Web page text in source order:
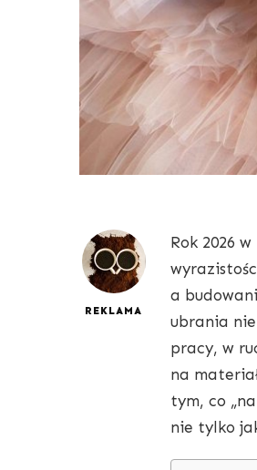
REKLAMA
Rok 2026
a
ubrania
pracy, w
na
tym, co
nie tylko